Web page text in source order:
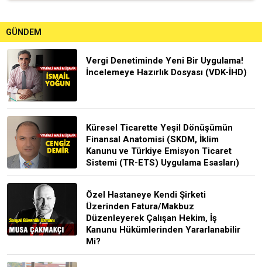
GÜNDEM
Vergi Denetiminde Yeni Bir Uygulama!
İncelemeye Hazırlık Dosyası (VDK-İHD)
Küresel Ticarette Yeşil Dönüşümün
Finansal Anatomisi (SKDM, İklim
Kanunu ve Türkiye Emisyon Ticaret
Sistemi (TR-ETS) Uygulama Esasları)
Özel Hastaneye Kendi Şirketi
Üzerinden Fatura/Makbuz
Düzenleyerek Çalışan Hekim, İş
Kanunu Hükümlerinden Yararlanabilir
Mi?